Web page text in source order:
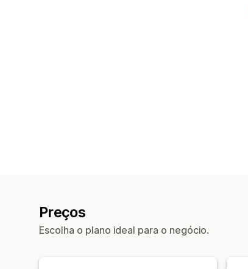
Preços
Escolha o plano ideal para o negócio.